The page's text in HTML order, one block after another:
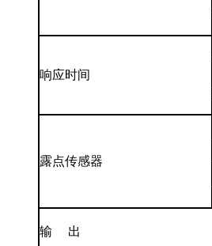
响应时间
露点传感器
输 出